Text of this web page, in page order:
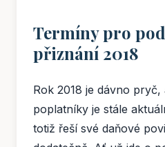
Termíny pro
přiznání 2018
Rok 2018 je dávno
poplatníky je stále
totiž řeší své daňové